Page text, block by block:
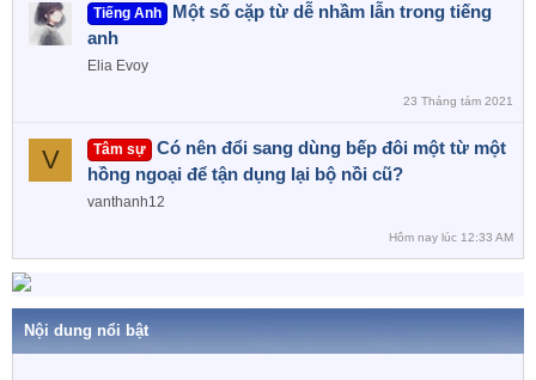
Tiếng Anh
Một số cặp từ dễ nhầm lẫn trong tiếng
anh
Elia Evoy
23 Tháng tám 2021
V Tâm sự
Có nên đổi sang dùng bếp đôi một từ một
hồng ngoại để tận dụng lại bộ nồi cũ?
vanthanh12
Hôm nay lúc 12:33 AM
Nội dung nổi bật